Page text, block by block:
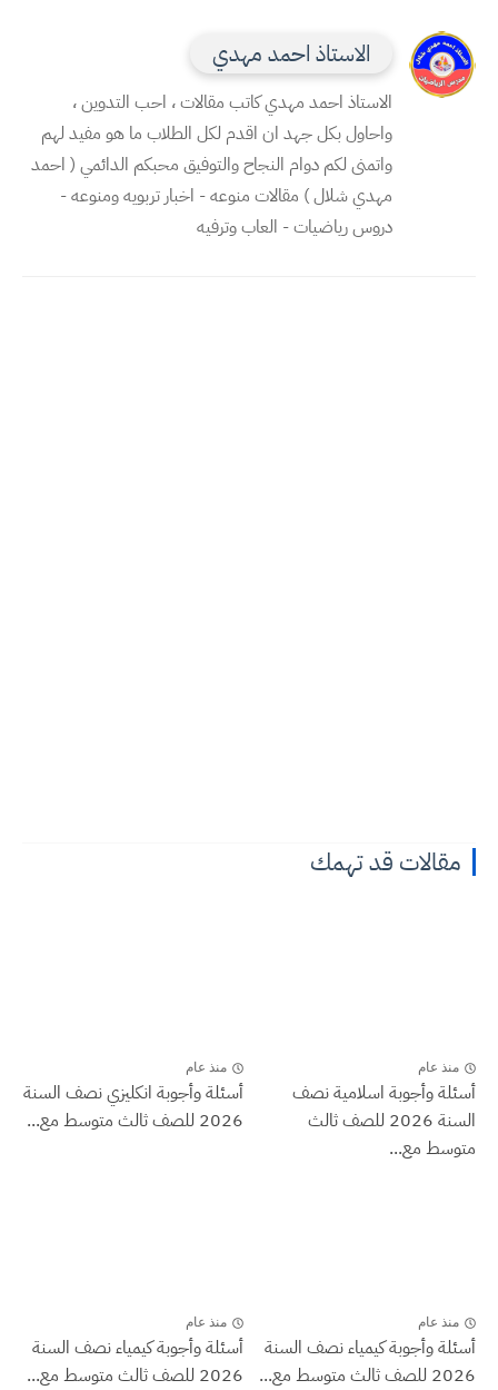
الاستاذ احمد مهدي
الاستاذ احمد مهدي كاتب مقالات ، احب التدوين ،
واحاول بكل جهد ان اقدم لكل الطلاب ما هو مفيد لهم
واتمنى لكم دوام النجاح والتوفيق محبكم الدائمي ( احمد
مهدي شلال ) مقالات منوعه - اخبار تربويه ومنوعه -
دروس رياضيات - العاب وترفيه
مقالات قد تهمك
منذ عام
أسئلة وأجوبة اسلامية نصف
السنة 2026 للصف ثالث
متوسط مع...
منذ عام
أسئلة وأجوبة انكليزي نصف السنة
2026 للصف ثالث متوسط مع...
منذ عام
أسئلة وأجوبة كيمياء نصف السنة
2026 للصف ثالث متوسط مع...
منذ عام
أسئلة وأجوبة كيمياء نصف السنة
2026 للصف ثالث متوسط مع...